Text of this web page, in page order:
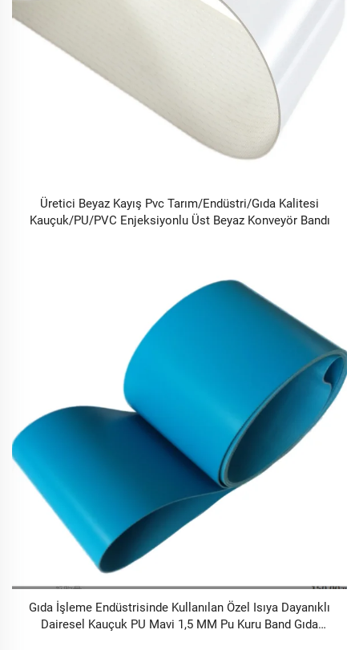
Üretici Beyaz Kayış Pvc Tarım/Endüstri/Gıda Kalitesi
Kauçuk/PU/PVC Enjeksiyonlu Üst Beyaz Konveyör Bandı
Gıda İşleme Endüstrisinde Kullanılan Özel Isıya Dayanıklı
Dairesel Kauçuk PU Mavi 1,5 MM Pu Kuru Band Gıda